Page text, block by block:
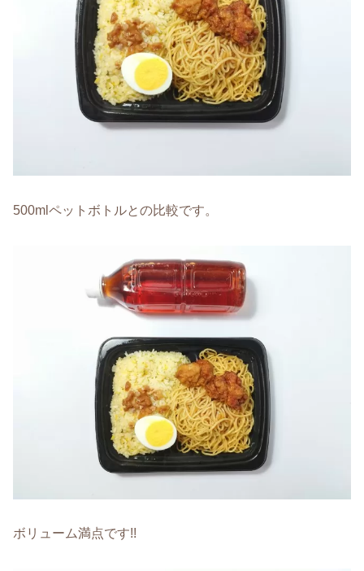
500mlペットボトルとの比較です。
ボリューム満点です!!